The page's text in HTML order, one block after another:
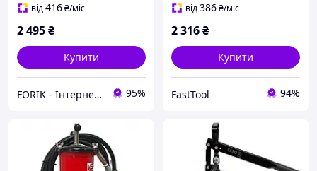
від416₴/міс
2 495₴
Купити
FORIK - Інтернет гіпермаркет 95%
від386₴/міс
2 316₴
Купити
FastTool 94%